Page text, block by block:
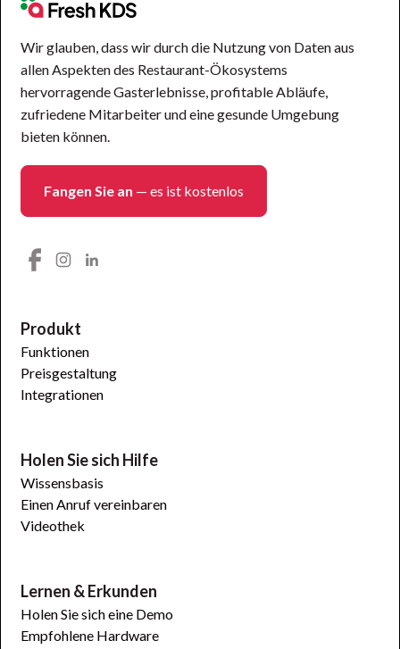
Wir glauben, dass wir durch die Nutzung von Daten aus
allen Aspekten des Restaurant-Ökosystems
hervorragende Gasterlebnisse, profitable Abläufe,
zufriedene Mitarbeiter und eine gesunde Umgebung
bieten können.
Fangen Sie an — es ist kostenlos
Produkt
Funktionen
Preisgestaltung
Integrationen
Holen Sie sich Hilfe
Wissensbasis
Einen Anruf vereinbaren
Videothek
Lernen & Erkunden
Holen Sie sich eine Demo
Empfohlene Hardware